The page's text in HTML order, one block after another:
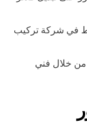
في شركة تركيب
من خلال فني